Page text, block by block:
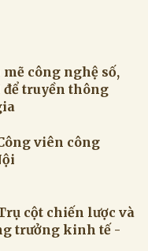
công nghệ số,
truyền thông
viên công
cột chiến lược và
trưởng kinh tế -